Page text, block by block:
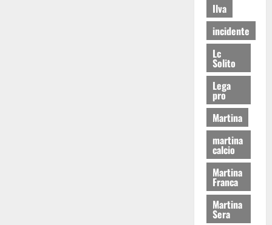
Ilva
incidente
Lc
Solito
Lega
pro
Martina
martina
calcio
Martina
Franca
Martina
Sera